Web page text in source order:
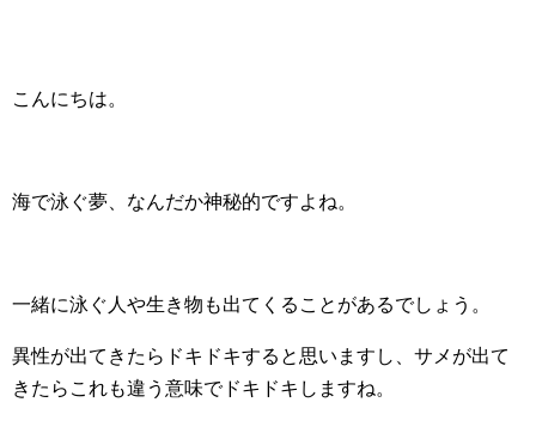
こんにちは。
海で泳ぐ夢、なんだか神秘的ですよね。
一緒に泳ぐ人や生き物も出てくることがあるでしょう。
異性が出てきたらドキドキすると思いますし、サメが出て
きたらこれも違う意味でドキドキしますね。